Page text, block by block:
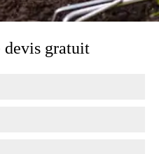
devis gratuit